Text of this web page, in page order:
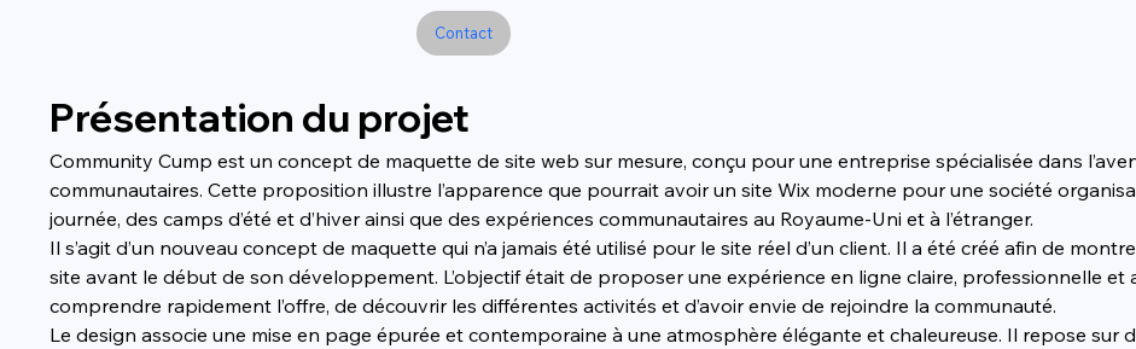
Contact
Présentation du projet
Community Cump est un concept de maquette de site web sur mesure, conçu pour une entreprise spécialisée dans
communautaires. Cette proposition illustre l’apparence que pourrait avoir un site Wix moderne pour une société
journée, des camps d’été et d’hiver ainsi que des expériences communautaires au Royaume-Uni et à l’étranger.
Il s’agit d’un nouveau concept de maquette qui n’a jamais été utilisé pour le site réel d’un client. Il a été créé afin de
site avant le début de son développement. L’objectif était de proposer une expérience en ligne claire, professionnelle
comprendre rapidement l’offre, de découvrir les différentes activités et d’avoir envie de rejoindre la communauté.
Le design associe une mise en page épurée et contemporaine à une atmosphère élégante et chaleureuse. Il repose sur